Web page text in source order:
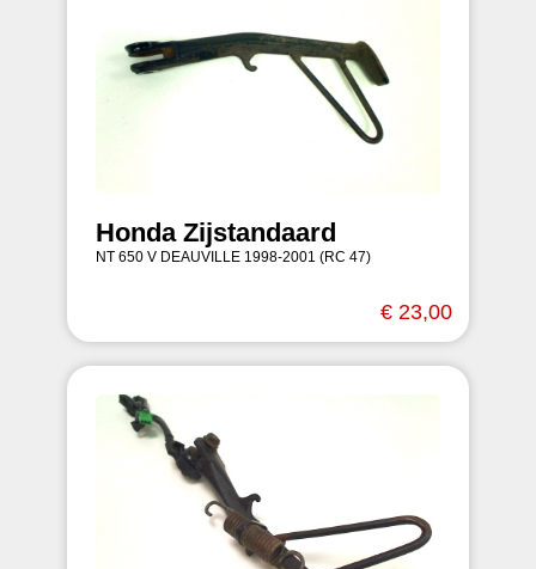
Honda Zijstandaard
NT 650 V DEAUVILLE 1998-2001 (RC 47)
€ 23,00